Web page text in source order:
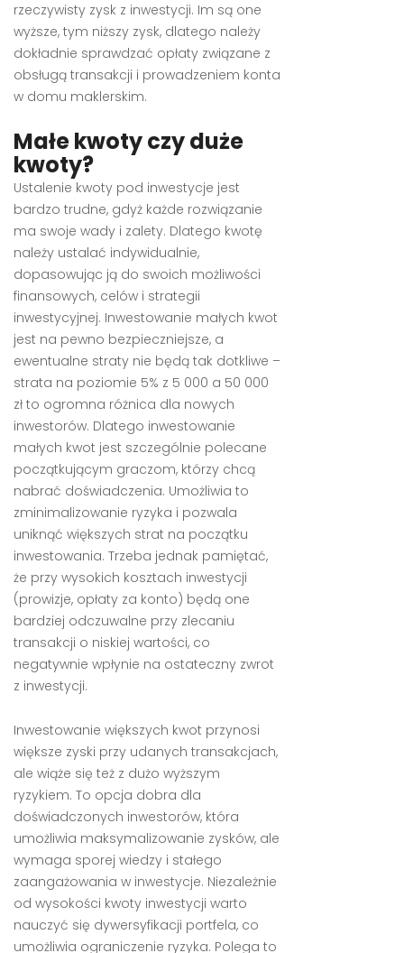
rzeczywisty zysk z inwestycji. Im są one
wyższe, tym niższy zysk, dlatego należy
dokładnie sprawdzać opłaty związane z
obsługą transakcji i prowadzeniem konta
w domu maklerskim.
Małe kwoty czy duże
kwoty?
Ustalenie kwoty pod inwestycje jest
bardzo trudne, gdyż każde rozwiązanie
ma swoje wady i zalety. Dlatego kwotę
należy ustalać indywidualnie,
dopasowując ją do swoich możliwości
finansowych, celów i strategii
inwestycyjnej. Inwestowanie małych kwot
jest na pewno bezpieczniejsze, a
ewentualne straty nie będą tak dotkliwe –
strata na poziomie 5% z 5 000 a 50 000
zł to ogromna różnica dla nowych
inwestorów. Dlatego inwestowanie
małych kwot jest szczególnie polecane
początkującym graczom, którzy chcą
nabrać doświadczenia. Umożliwia to
zminimalizowanie ryzyka i pozwala
uniknąć większych strat na początku
inwestowania. Trzeba jednak pamiętać,
że przy wysokich kosztach inwestycji
(prowizje, opłaty za konto) będą one
bardziej odczuwalne przy zlecaniu
transakcji o niskiej wartości, co
negatywnie wpłynie na ostateczny zwrot
z inwestycji.
Inwestowanie większych kwot przynosi
większe zyski przy udanych transakcjach,
ale wiąże się też z dużo wyższym
ryzykiem. To opcja dobra dla
doświadczonych inwestorów, która
umożliwia maksymalizowanie zysków, ale
wymaga sporej wiedzy i stałego
zaangażowania w inwestycje. Niezależnie
od wysokości kwoty inwestycji warto
nauczyć się dywersyfikacji portfela, co
umożliwia ograniczenie ryzyka. Polega to